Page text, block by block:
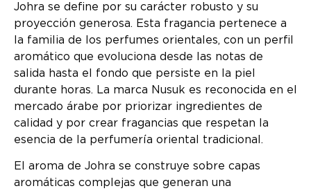
Johra se define por su carácter robusto y su
proyección generosa. Esta fragancia pertenece a
la familia de los perfumes orientales, con un perfil
aromático que evoluciona desde las notas de
salida hasta el fondo que persiste en la piel
durante horas. La marca Nusuk es reconocida en el
mercado árabe por priorizar ingredientes de
calidad y por crear fragancias que respetan la
esencia de la perfumería oriental tradicional.
El aroma de Johra se construye sobre capas
aromáticas complejas que generan una